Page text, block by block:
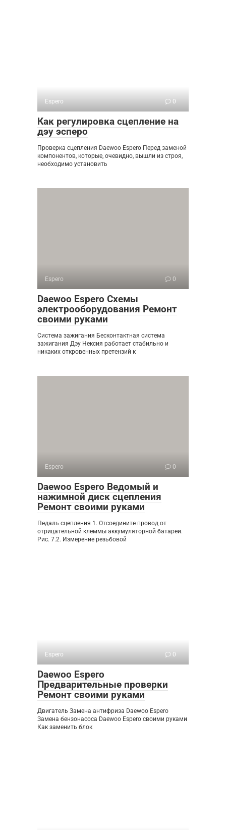
Espero 0
Как регулировка сцепление на
дэу эсперо
Проверка сцепления Daewoo Espero Перед заменой
компонентов, которые, очевидно, вышли из строя,
необходимо установить
Espero 0
Daewoo Espero Схемы
электрооборудования Ремонт
своими руками
Система зажигания Бесконтактная система
зажигания Дэу Нексия работает стабильно и
никаких откровенных претензий к
Espero 0
Daewoo Espero Ведомый и
нажимной диск сцепления
Ремонт своими руками
Педаль сцепления 1. Отсоедините провод от
отрицательной клеммы аккумуляторной батареи.
Рис. 7.2. Измерение резьбовой
Espero 0
Daewoo Espero
Предварительные проверки
Ремонт своими руками
Двигатель Замена антифриза Daewoo Espero
Замена бензонасоса Daewoo Espero своими руками
Как заменить блок